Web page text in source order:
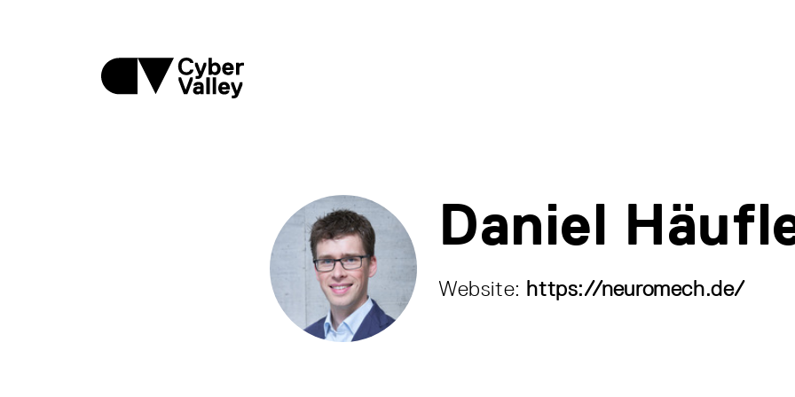
Daniel
Website: https://neuromech.de/